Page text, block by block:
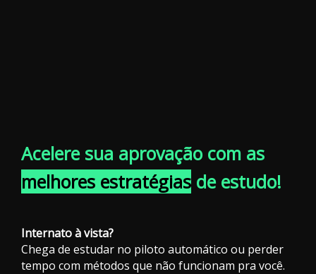
Acelere sua aprovação com as
melhores estratégias de estudo!
Internato à vista?
Chega de estudar no piloto automático ou perder
tempo com métodos que não funcionam pra você.